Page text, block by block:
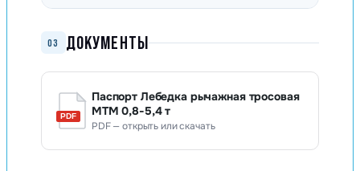
03 ДОКУМЕНТЫ
Паспорт Лебедка рычажная тросовая
МТМ 0,8-5,4 т
PDF — открыть или скачать